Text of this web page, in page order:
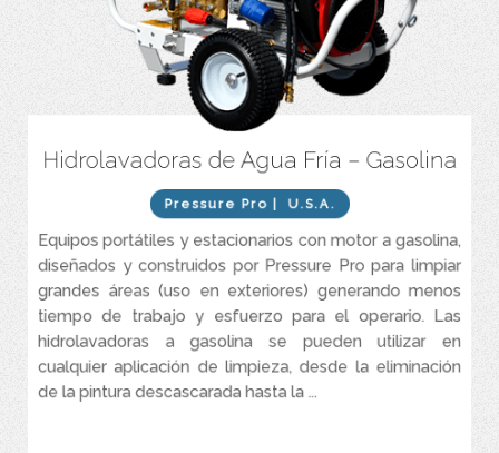
Hidrolavadoras de Agua Fría – Gasolina
Pressure Pro| U.S.A.
Equipos portátiles y estacionarios con motor a gasolina,
diseñados y construidos por Pressure Pro para limpiar
grandes áreas (uso en exteriores) generando menos
tiempo de trabajo y esfuerzo para el operario. Las
hidrolavadoras a gasolina se pueden utilizar en
cualquier aplicación de limpieza, desde la eliminación
de la pintura descascarada hasta la ...
Motor a gasolina.
Caudales entres 2.5 y 12 GPM.
Presiones entre 2.500 y 7.000 PSI.